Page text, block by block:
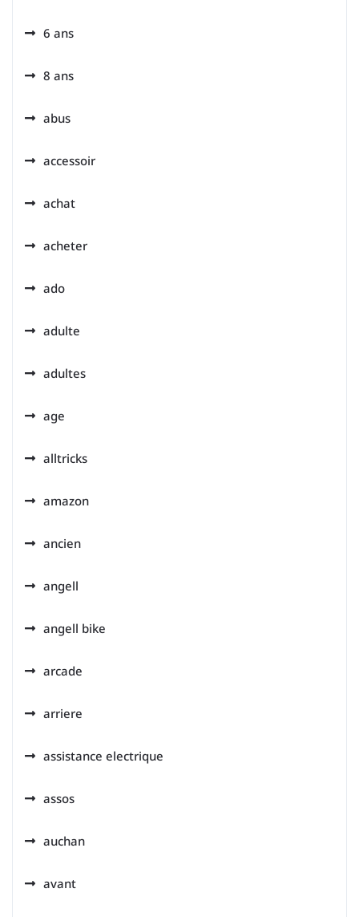
6 ans
8 ans
abus
accessoir
achat
acheter
ado
adulte
adultes
age
alltricks
amazon
ancien
angell
angell bike
arcade
arriere
assistance electrique
assos
auchan
avant